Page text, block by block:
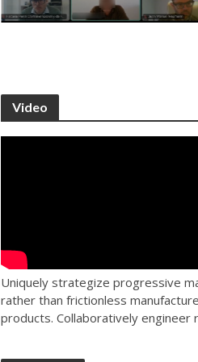
Video
Uniquely strategize progressive
rather than frictionless
products. Collaboratively engineer